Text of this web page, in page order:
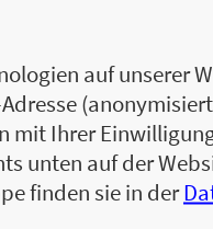
auf unserer
Ihrer
unten auf der
finden sie in der